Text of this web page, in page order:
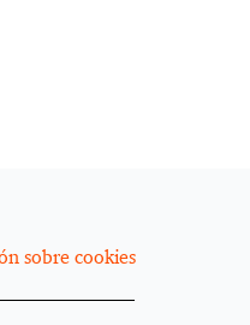
sobre cookies